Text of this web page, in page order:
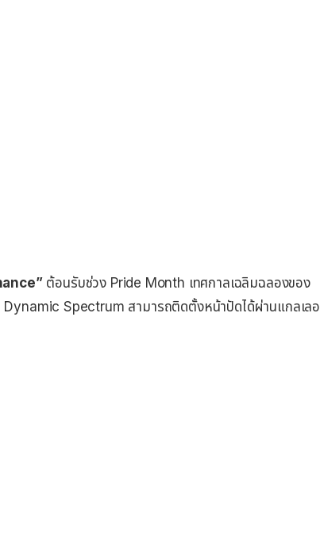
ต้อนรับช่วง Pride Month เทศกาลเฉลิมฉลองของ
Dynamic Spectrum สามารถติดตั้งหน้าปัดได้ผ่านแกลเลอ